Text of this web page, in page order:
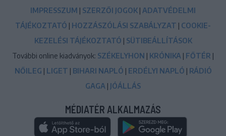
IMPRESSZUM | SZERZŐI JOGOK | ADATVÉDELMI
TÁJÉKOZTATÓ | HOZZÁSZÓLÁSI SZABÁLYZAT | COOKIE-
KEZELÉSI TÁJÉKOZTATÓ | SÜTIBEÁLLÍTÁSOK
További online kiadványok: SZÉKELYHON | KRÓNIKA | FŐTÉR |
NŐILEG | LIGET | BIHARI NAPLÓ | ERDÉLYI NAPLÓ | RÁDIÓ
GAGA | JÓÁLLÁS
MÉDIATÉR ALKALMAZÁS